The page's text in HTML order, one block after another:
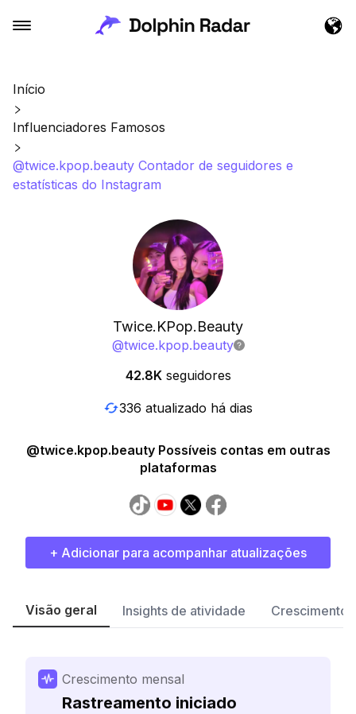
Início
Influenciadores Famosos
@twice.kpop.beauty Contador de seguidores e
estatísticas do Instagram
Twice.KPop.Beauty
@twice.kpop.beauty
42.8K seguidores
336 atualizado há dias
@twice.kpop.beauty Possíveis contas em outras
plataformas
+ Adicionar para acompanhar atualizações
Visão geral Insights de atividade Crescimento
Crescimento mensal
Rastreamento iniciado